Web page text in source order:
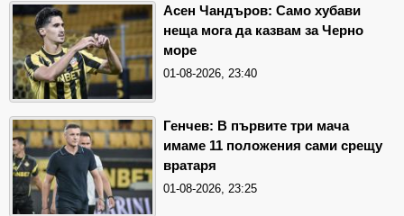
Асен Чандъров: Само хубави
неща мога да казвам за Черно
море
01-08-2026, 23:40
Генчев: В първите три мача
имаме 11 положения сами срещу
вратаря
01-08-2026, 23:25